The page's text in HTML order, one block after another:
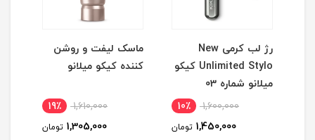
رژ لب کرمی New
Unlimited Stylo کیکو
میلانو شماره 03
1,600,000 10٪
1,450,000 تومان
ماسک لیفت و روشن
کننده کیکو میلانو
1,610,000 19٪
1,305,000 تومان